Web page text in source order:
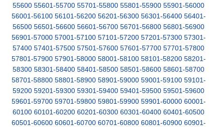
55600 55601-55700 55701-55800 55801-55900 55901-56000
56001-56100 56101-56200 56201-56300 56301-56400 56401-
56500 56501-56600 56601-56700 56701-56800 56801-56900
56901-57000 57001-57100 57101-57200 57201-57300 57301-
57400 57401-57500 57501-57600 57601-57700 57701-57800
57801-57900 57901-58000 58001-58100 58101-58200 58201-
58300 58301-58400 58401-58500 58501-58600 58601-58700
58701-58800 58801-58900 58901-59000 59001-59100 59101-
59200 59201-59300 59301-59400 59401-59500 59501-59600
59601-59700 59701-59800 59801-59900 59901-60000 60001-
60100 60101-60200 60201-60300 60301-60400 60401-60500
60501-60600 60601-60700 60701-60800 60801-60900 60901-